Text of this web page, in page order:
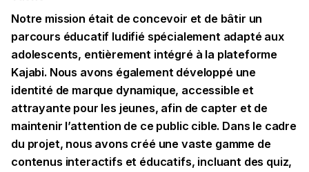
Notre mission était de concevoir et de bâtir un
parcours éducatif ludifié spécialement adapté aux
adolescents, entièrement intégré à la plateforme
Kajabi. Nous avons également développé une
identité de marque dynamique, accessible et
attrayante pour les jeunes, afin de capter et de
maintenir l’attention de ce public cible. Dans le cadre
du projet, nous avons créé une vaste gamme de
contenus interactifs et éducatifs, incluant des quiz,